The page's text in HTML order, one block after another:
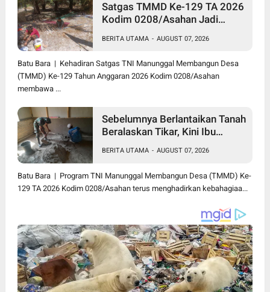
Satgas TMMD Ke-129 TA 2026
Kodim 0208/Asahan Jadi
Maghribi yang Mulai Rapuh
BERITA UTAMA - AUGUST 07, 2026
Batu Bara | Kehadiran Satgas TNI Manunggal Membangun Desa
(TMMD) Ke-129 Tahun Anggaran 2026 Kodim 0208/Asahan
membawa ...
Sebelumnya Berlantaikan Tanah
Beralaskan Tikar, Kini Ibu
yang Layak Berkat Satgas
TMMD Ke-129 Kodim
0208/Asahan
BERITA UTAMA - AUGUST 07, 2026
Batu Bara | Program TNI Manunggal Membangun Desa (TMMD) Ke-
129 TA 2026 Kodim 0208/Asahan terus menghadirkan kebahagiaa...